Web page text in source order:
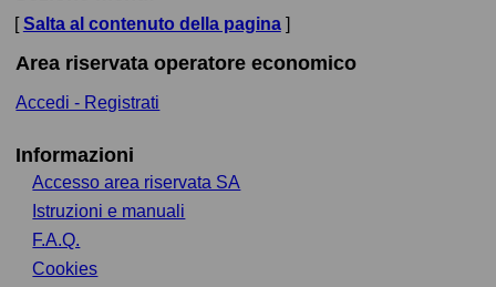
[Salta al contenuto della pagina]
Area riservata operatore economico
Accedi - Registrati
Informazioni
Accesso area riservata SA
Istruzioni e manuali
F.A.Q.
Cookies